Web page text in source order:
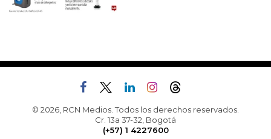
© 2026, RCN Medios. Todos los derechos reservados.
Cr. 13a 37-32, Bogotá
(+57) 1 4227600